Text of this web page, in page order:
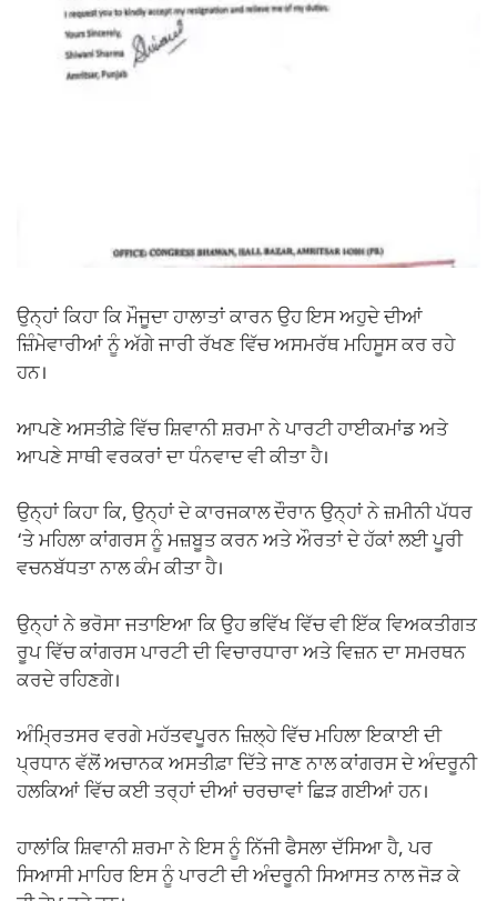
ਉਨ੍ਹਾਂ ਕਿਹਾ ਕਿ ਮੌਜੂਦਾ ਹਾਲਾਤਾਂ ਕਾਰਨ ਉਹ ਇਸ ਅਹੁਦੇ ਦੀਆਂ
ਜ਼ਿੰਮੇਵਾਰੀਆਂ ਨੂੰ ਅੱਗੇ ਜਾਰੀ ਰੱਖਣ ਵਿੱਚ ਅਸਮਰੱਥ ਮਹਿਸੂਸ ਕਰ ਰਹੇ
ਹਨ।
ਆਪਣੇ ਅਸਤੀਫ਼ੇ ਵਿੱਚ ਸ਼ਿਵਾਨੀ ਸ਼ਰਮਾ ਨੇ ਪਾਰਟੀ ਹਾਈਕਮਾਂਡ ਅਤੇ
ਆਪਣੇ ਸਾਥੀ ਵਰਕਰਾਂ ਦਾ ਧੰਨਵਾਦ ਵੀ ਕੀਤਾ ਹੈ।
ਉਨ੍ਹਾਂ ਕਿਹਾ ਕਿ, ਉਨ੍ਹਾਂ ਦੇ ਕਾਰਜਕਾਲ ਦੌਰਾਨ ਉਨ੍ਹਾਂ ਨੇ ਜ਼ਮੀਨੀ ਪੱਧਰ
‘ਤੇ ਮਹਿਲਾ ਕਾਂਗਰਸ ਨੂੰ ਮਜ਼ਬੂਤ ਕਰਨ ਅਤੇ ਔਰਤਾਂ ਦੇ ਹੱਕਾਂ ਲਈ ਪੂਰੀ
ਵਚਨਬੱਧਤਾ ਨਾਲ ਕੰਮ ਕੀਤਾ ਹੈ।
ਉਨ੍ਹਾਂ ਨੇ ਭਰੋਸਾ ਜਤਾਇਆ ਕਿ ਉਹ ਭਵਿੱਖ ਵਿੱਚ ਵੀ ਇੱਕ ਵਿਅਕਤੀਗਤ
ਰੂਪ ਵਿੱਚ ਕਾਂਗਰਸ ਪਾਰਟੀ ਦੀ ਵਿਚਾਰਧਾਰਾ ਅਤੇ ਵਿਜ਼ਨ ਦਾ ਸਮਰਥਨ
ਕਰਦੇ ਰਹਿਣਗੇ।
ਅੰਮ੍ਰਿਤਸਰ ਵਰਗੇ ਮਹੱਤਵਪੂਰਨ ਜ਼ਿਲ੍ਹੇ ਵਿੱਚ ਮਹਿਲਾ ਇਕਾਈ ਦੀ
ਪ੍ਰਧਾਨ ਵੱਲੋਂ ਅਚਾਨਕ ਅਸਤੀਫ਼ਾ ਦਿੱਤੇ ਜਾਣ ਨਾਲ ਕਾਂਗਰਸ ਦੇ ਅੰਦਰੂਨੀ
ਹਲਕਿਆਂ ਵਿੱਚ ਕਈ ਤਰ੍ਹਾਂ ਦੀਆਂ ਚਰਚਾਵਾਂ ਛਿੜ ਗਈਆਂ ਹਨ।
ਹਾਲਾਂਕਿ ਸ਼ਿਵਾਨੀ ਸ਼ਰਮਾ ਨੇ ਇਸ ਨੂੰ ਨਿੱਜੀ ਫੈਸਲਾ ਦੱਸਿਆ ਹੈ, ਪਰ
ਸਿਆਸੀ ਮਾਹਿਰ ਇਸ ਨੂੰ ਪਾਰਟੀ ਦੀ ਅੰਦਰੂਨੀ ਸਿਆਸਤ ਨਾਲ ਜੋੜ ਕੇ